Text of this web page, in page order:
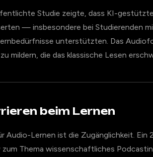
Studie zeigte, dass KI-
— insbesondere bei Studierenden
unterstützten. Das
mildern, die das klassische Lesen
beim Lernen
Audio-Lernen ist die Zugänglichkeit. Ein
Thema wissenschaftliches